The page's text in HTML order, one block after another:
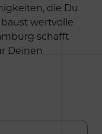
die Du
wertvolle
schafft
Deinen